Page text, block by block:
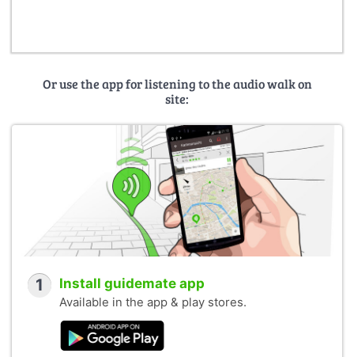
Or use the app for listening to the audio walk on
site:
1 Install guidemate app
Available in the app & play stores.